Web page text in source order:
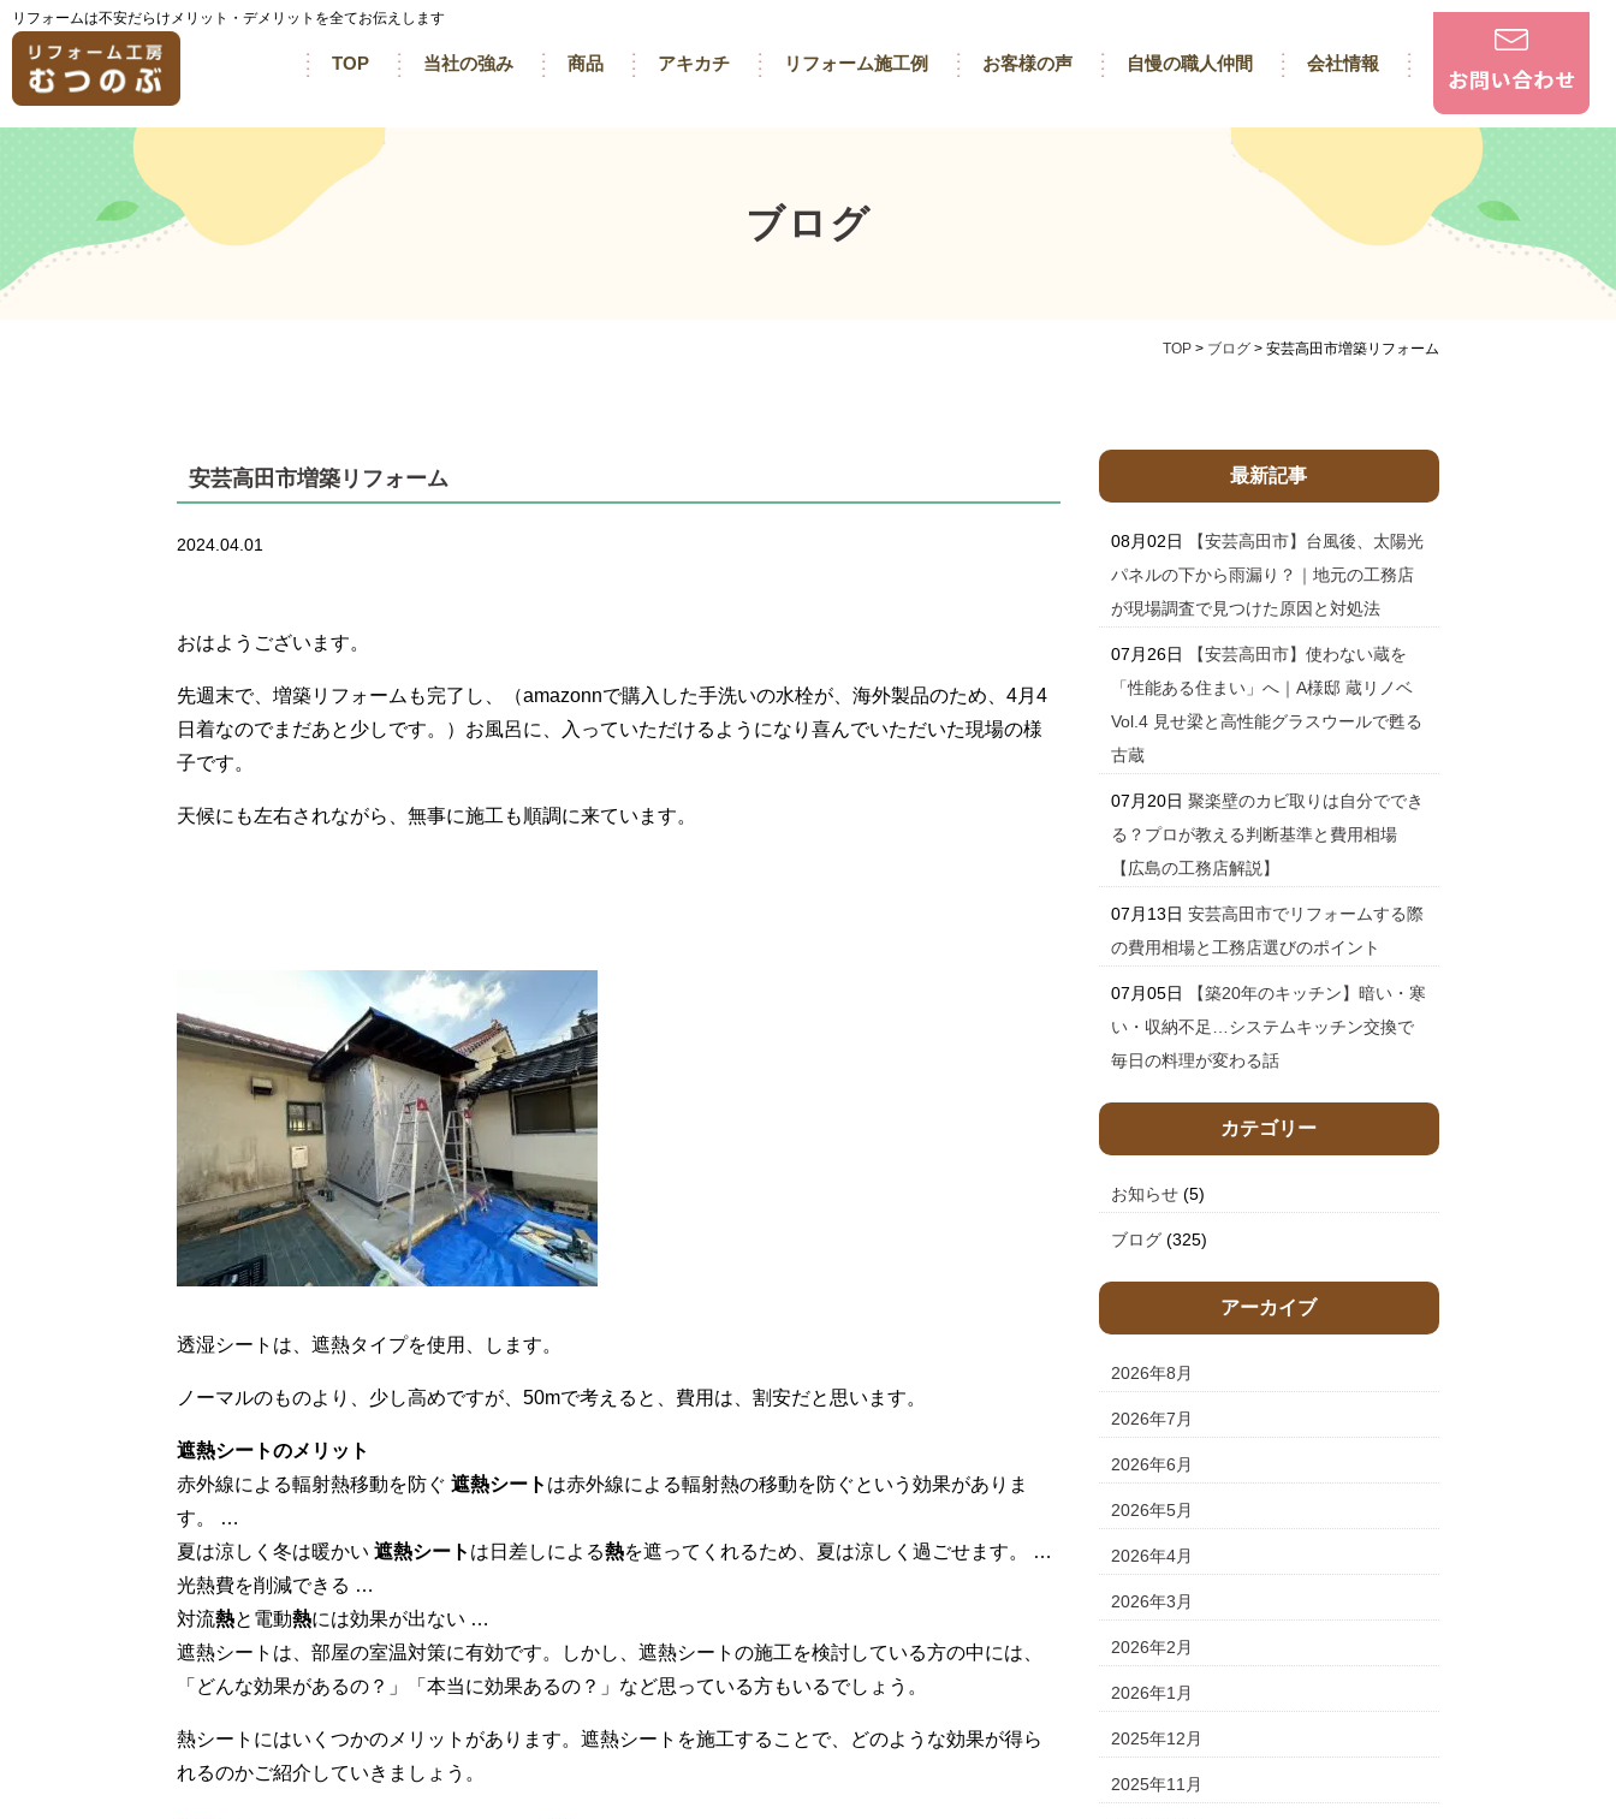
リフォームは不安だらけメリット・デメリットを全てお伝えします
TOP 当社の強み 商品 アキカチ リフォーム施工例 お客様の声 自慢の職人仲間 会社情報
ブログ
TOP > ブログ > 安芸高田市増築リフォーム
安芸高田市増築リフォーム
2024.04.01
おはようございます。
先週末で、増築リフォームも完了し、（amazonnで購入した手洗いの水栓が、海外製品のため、4月4
日着なのでまだあと少しです。）お風呂に、入っていただけるようになり喜んでいただいた現場の様
子です。
天候にも左右されながら、無事に施工も順調に来ています。
透湿シートは、遮熱タイプを使用、します。
ノーマルのものより、少し高めですが、50mで考えると、費用は、割安だと思います。
遮熱シートのメリット
赤外線による輻射熱移動を防ぐ 遮熱シート は赤外線による輻射熱の移動を防ぐという効果がありま
す。 …
夏は涼しく冬は暖かい 遮熱シート は日差しによる熱を遮ってくれるため、夏は涼しく過ごせます。 …
光熱費を削減できる …
対流熱と電動熱には効果が出ない …
遮熱シートは、部屋の室温対策に有効です。しかし、遮熱シートの施工を検討している方の中には、
「どんな効果があるの？」「本当に効果あるの？」など思っている方もいるでしょう。
熱シートにはいくつかのメリットがあります。遮熱シートを施工することで、どのような効果が得ら
れるのかご紹介していきましょう。
最新記事
08月02日
【安芸高田市】台風後、太陽光
パネルの下から雨漏り？｜地元の工務店
が現場調査で見つけた原因と対処法
07月26日
【安芸高田市】使わない蔵を
「性能ある住まい」へ｜A様邸 蔵リノベ
Vol.4 見せ梁と高性能グラスウールで甦る
古蔵
07月20日 聚楽壁のカビ取りは自分ででき
る？プロが教える判断基準と費用相場
【広島の工務店解説】
07月13日 安芸高田市でリフォームする際
の費用相場と工務店選びのポイント
07月05日
【築20年のキッチン】暗い・寒
い・収納不足…システムキッチン交換で
毎日の料理が変わる話
カテゴリー
お知らせ(5)
ブログ(325)
アーカイブ
2026年8月
2026年7月
2026年6月
2026年5月
2026年4月
2026年3月
2026年2月
2026年1月
2025年12月
2025年11月